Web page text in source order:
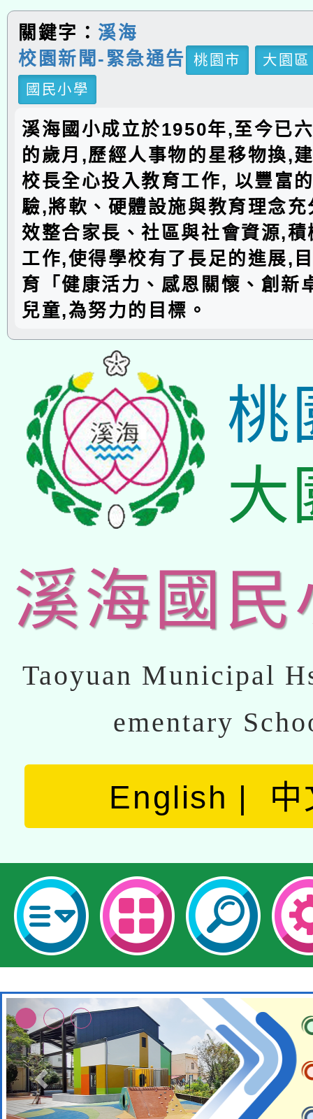
關鍵字： 溪海
校園新聞-緊急通告
桃園市
大園區
國民小學
溪海國小成立於1950年,至今已
的歲月,歷經人事物的星移物換,
校長全心投入教育工作, 以豐富
驗,將軟、硬體設施與教育理念
效整合家長、社區與社會資源,
工作,使得學校有了長足的進展,
育「健康活力、感恩關懷、創新
兒童,為努力的目標。
桃
大
溪海國民
Taoyuan Municipal
ementary
English 中